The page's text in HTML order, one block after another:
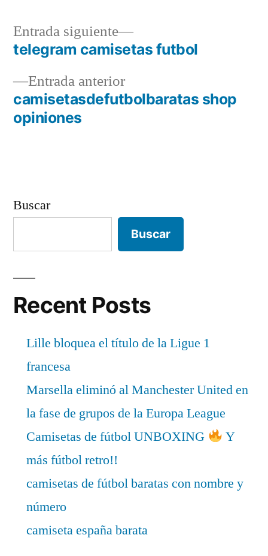
Navegación
de
entradas
Entrada anteriorEntrada
anterior:
camisetasdefutbolbaratas shop
opiniones
Entrada siguiente
Entrada
siguiente:
telegram camisetas futbol
Buscar
Buscar
Recent Posts
Lille bloquea el título de la Ligue 1
francesa
Marsella eliminó al Manchester United en
la fase de grupos de la Europa League
Camisetas de fútbol UNBOXING
Y
más fútbol retro!!
camisetas de fútbol baratas con nombre y
número
camiseta españa barata